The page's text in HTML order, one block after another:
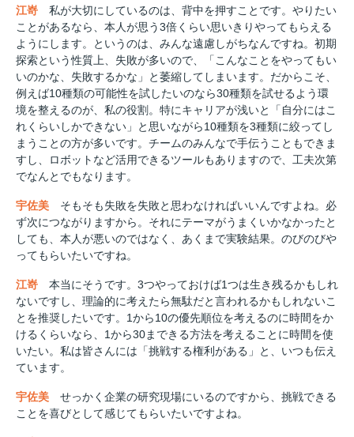
江嵜 私が大切にしているのは、背中を押すことです。やりたい
ことがあるなら、本人が思う3倍くらい思いきりやってもらえる
ようにします。というのは、みんな遠慮しがちなんですね。初期
探索という性質上、失敗が多いので、「こんなことをやってもい
いのかな、失敗するかな」と萎縮してしまいます。だからこそ、
例えば10種類の可能性を試したいのなら30種類を試せるよう環
境を整えるのが、私の役割。特にキャリアが浅いと「自分にはこ
れくらいしかできない」と思いながら10種類を3種類に絞ってし
まうことの方が多いです。チームのみんなで手伝うこともできま
すし、ロボットなど活用できるツールもありますので、工夫次第
でなんとでもなります。
宇佐美 そもそも失敗を失敗と思わなければいいんですよね。必
ず次につながりますから。それにテーマがうまくいかなかったと
しても、本人が悪いのではなく、あくまで実験結果。のびのびや
ってもらいたいですね。
江嵜 本当にそうです。3つやっておけば1つは生き残るかもしれ
ないですし、理論的に考えたら無駄だと言われるかもしれないこ
とを推奨したいです。1から10の優先順位を考えるのに時間をか
けるくらいなら、1から30まできる方法を考えることに時間を使
いたい。私は皆さんには「挑戦する権利がある」と、いつも伝え
ています。
宇佐美 せっかく企業の研究現場にいるのですから、挑戦できる
ことを喜びとして感じてもらいたいですよね。